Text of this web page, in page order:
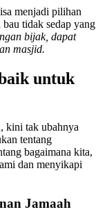
menjadi pilihan
tidak sedap yang
bijak, dapat
masjid.
untuk
kini tak ubahnya
tentang
bagaimana kita,
dan menyikapi
Jamaah